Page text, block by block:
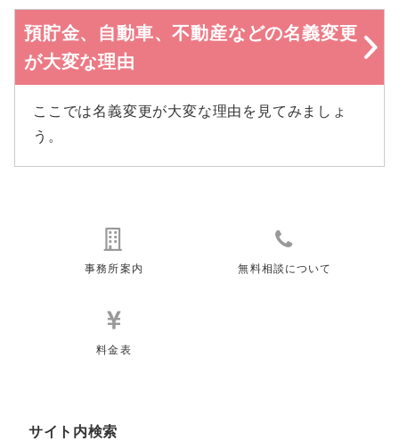
預貯金、自動車、不動産などの名義変更
が大変な理由
ここでは名義変更が大変な理由を見てみましょ
う。
事務所案内 無料相談について
料金表
サイト内検索